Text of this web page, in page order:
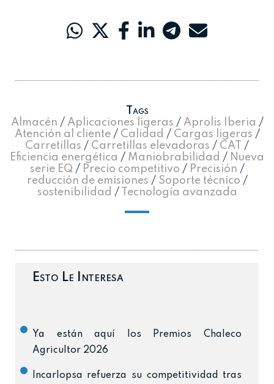
Tags
Almacén / Aplicaciones ligeras / Aprolis Iberia /
Atención al cliente / Calidad / Cargas ligeras /
Carretillas / Carretillas elevadoras / CAT /
Eficiencia energética / Maniobrabilidad / Nueva
serie EQ / Precio competitivo / Precisión /
reducción de emisiones / Soporte técnico /
sostenibilidad / Tecnología avanzada
Esto Le Interesa
Ya están aquí los Premios Chaleco
Agricultor 2026
Incarlopsa refuerza su competitividad tras